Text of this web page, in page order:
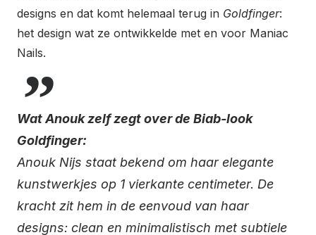
designs en dat komt helemaal terug in Goldfinger:
het design wat ze ontwikkelde met en voor Maniac
Nails.
Wat Anouk zelf zegt over de Biab-look
Goldfinger:
Anouk Nijs staat bekend om haar elegante
kunstwerkjes op 1 vierkante centimeter. De
kracht zit hem in de eenvoud van haar
designs: clean en minimalistisch met subtiele